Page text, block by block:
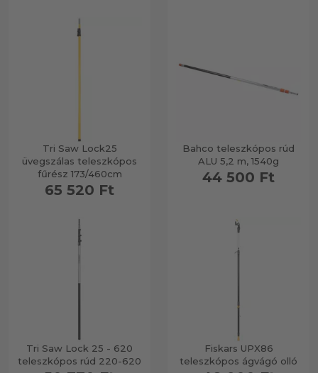
Tri Saw Lock25
üvegszálas teleszkópos
fűrész 173/460cm
65 520 Ft
Bahco teleszkópos rúd
ALU 5,2 m, 1540g
44 500 Ft
Tri Saw Lock 25 - 620
teleszkópos rúd 220-620
Fiskars UPX86
teleszkópos ágvágó olló